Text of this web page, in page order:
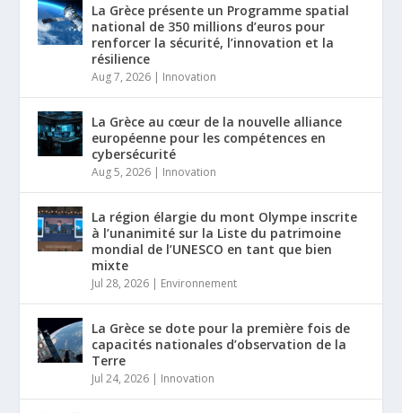
La Grèce présente un Programme spatial
national de 350 millions d’euros pour
renforcer la sécurité, l’innovation et la
résilience
Aug 7, 2026 | Innovation
La Grèce au cœur de la nouvelle alliance
européenne pour les compétences en
cybersécurité
Aug 5, 2026 | Innovation
La région élargie du mont Olympe inscrite
à l’unanimité sur la Liste du patrimoine
mondial de l’UNESCO en tant que bien
mixte
Jul 28, 2026 | Environnement
La Grèce se dote pour la première fois de
capacités nationales d’observation de la
Terre
Jul 24, 2026 | Innovation